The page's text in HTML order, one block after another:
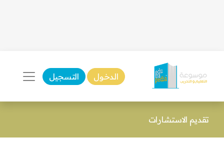
الدخول التسجيل
تقديم الاستشارات